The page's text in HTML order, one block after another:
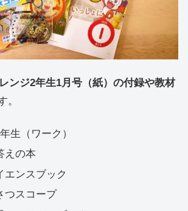
ンジ2年生1月号（紙）の付録や教材
。
生（ワーク）
えの本
エンスブック
つスコープ